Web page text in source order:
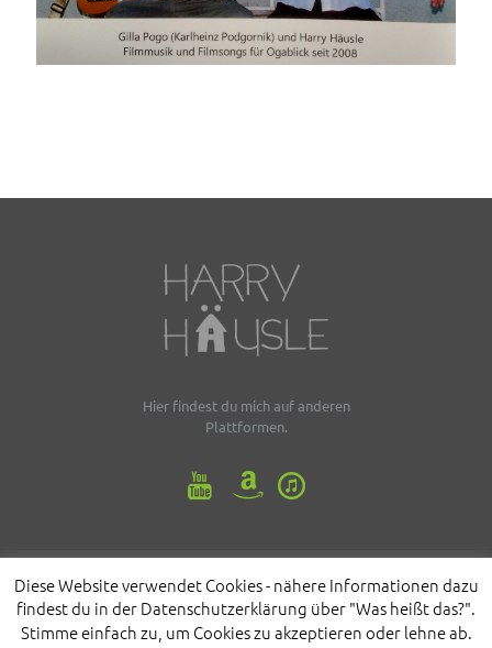
Hier findest du mich auf anderen
Plattformen.
© 2023 Harry Häusle | Alle Rechte vorbehalten | Impressum|
Datenschutz
Diese Website verwendet Cookies - nähere Informationen dazu
findest du in der Datenschutzerklärung über "Was heißt das?".
Stimme einfach zu, um Cookies zu akzeptieren oder lehne ab.